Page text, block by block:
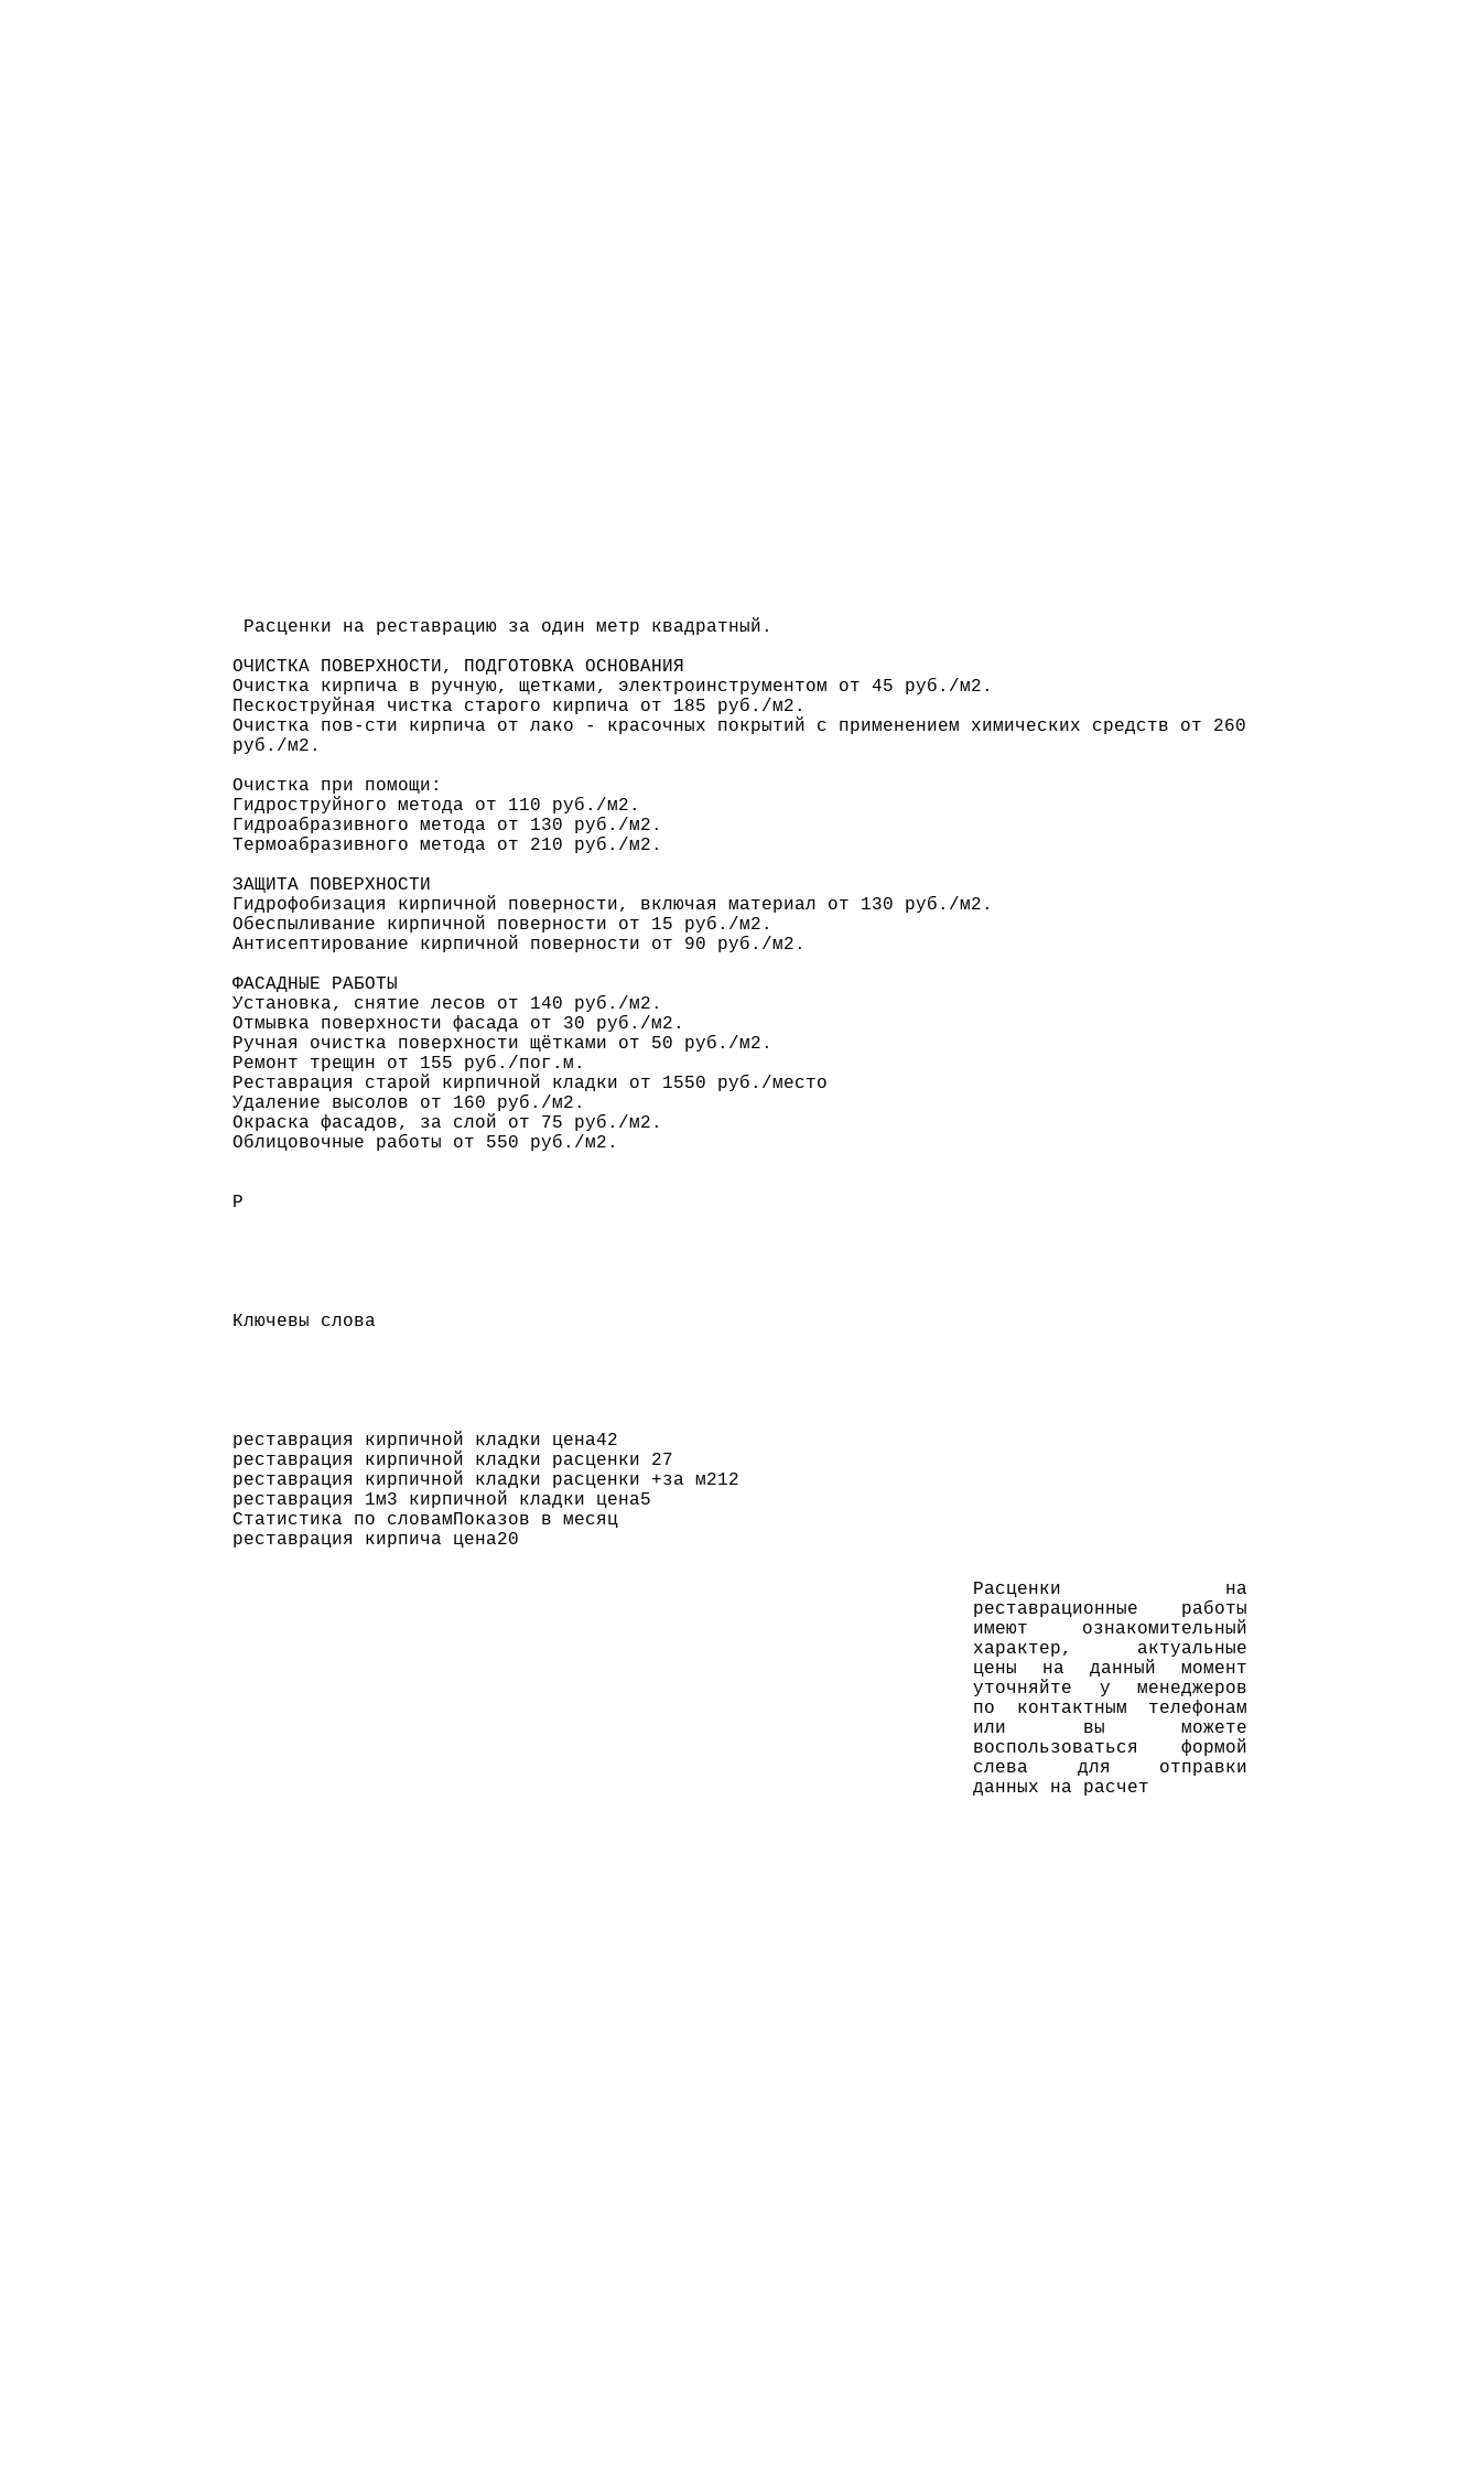
Расценки на реставрацию за один метр квадратный.
ОЧИСТКА ПОВЕРХНОСТИ, ПОДГОТОВКА ОСНОВАНИЯ
Очистка кирпича в ручную, щетками, электроинструментом от 45 руб./м2.
Пескоструйная чистка старого кирпича от 185 руб./м2.
Очистка пов-сти кирпича от лако - красочных покрытий с применением химических средств от 260
руб./м2.
Очистка при помощи:
Гидроструйного метода от 110 руб./м2.
Гидроабразивного метода от 130 руб./м2.
Термоабразивного метода от 210 руб./м2.
ЗАЩИТА ПОВЕРХНОСТИ
Гидрофобизация кирпичной поверности, включая материал от 130 руб./м2.
Обеспыливание кирпичной поверности от 15 руб./м2.
Антисептирование кирпичной поверности от 90 руб./м2.
ФАСАДНЫЕ РАБОТЫ
Установка, снятие лесов от 140 руб./м2.
Отмывка поверхности фасада от 30 руб./м2.
Ручная очистка поверхности щётками от 50 руб./м2.
Ремонт трещин от 155 руб./пог.м.
Реставрация старой кирпичной кладки от 1550 руб./место
Удаление высолов от 160 руб./м2.
Окраска фасадов, за слой от 75 руб./м2.
Облицовочные работы от 550 руб./м2.
Р
​Ключевы слова
реставрация кирпичной кладки цена42
реставрация кирпичной кладки расценки 27
реставрация кирпичной кладки расценки +за м212
реставрация 1м3 кирпичной кладки цена5
Статистика по словамПоказов в месяц
реставрация кирпича цена20
Расценки на
реставрационные работы
имеют ознакомительный
характер, актуальные
цены на данный момент
уточн​яйте у менеджеров
по контактным телефонам
или вы можете
воспользоваться формой
слева для отправки
данных на расчет